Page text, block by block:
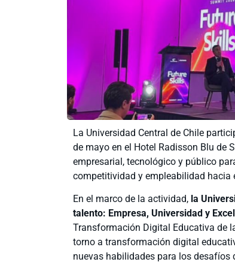
La Universidad Central de Chile
de mayo en el Hotel Radisson Blu de
empresarial, tecnológico y público
competitividad y empleabilidad hacia
En el marco de la actividad, la
talento: Empresa, Universidad y
Transformación Digital Educativa de
torno a transformación digital
nuevas habilidades para los desafíos